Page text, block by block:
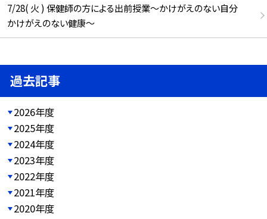
7/28( 火 ) 保健師の方による出前授業～かけがえのない自分
かけがえのない健康～
過去記事
2026年度
2025年度
2024年度
2023年度
2022年度
2021年度
2020年度